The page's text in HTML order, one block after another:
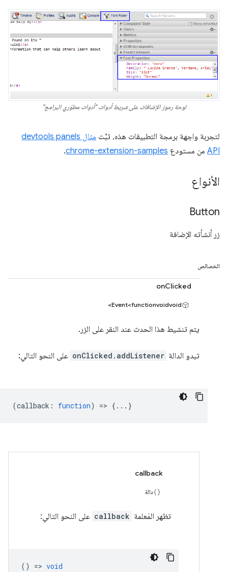
لوحة رموز الإضافات على شريط أدوات "أدوات مطوّري البرامج"
لتجربة واجهة برمجة التطبيقات هذه، ثبِّت
مثال devtools panels
API من مستودع chrome-extension-samples
.
الأنواع
Button
زر أنشأته الإضافة
الخصائص
onClicked
Event<functionvoidvoid>
يتم تنشيط هذا الحدث عند النقر على الزر.
تبدو الدالة onClicked.addListener على النحو التالي:
(callback : function) => {...}
callback
دالة
تظهر المَعلمة callback على النحو التالي:
() => void